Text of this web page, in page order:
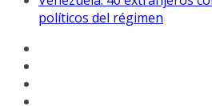
políticos del régimen